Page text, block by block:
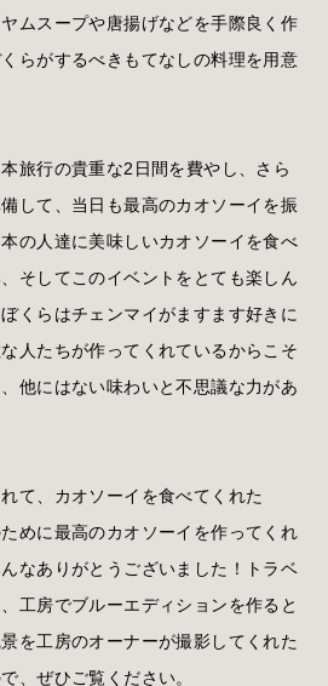
ムスープや唐揚げなどを手際良く作
らがするべきもてなしの料理を用意
旅行の貴重な2日間を費やし、さら
して、当日も最高のカオソーイを振
の人達に美味しいカオソーイを食べ
そしてこのイベントをとても楽しん
くらはチェンマイがますます好きに
人たちが作ってくれているからこそ
他にはない味わいと不思議な力があ
て、カオソーイを食べてくれた
めに最高のカオソーイを作ってくれ
なありがとうございました！トラベ
工房でブルーエディションを作ると
を工房のオーナーが撮影してくれた
、ぜひご覧ください。